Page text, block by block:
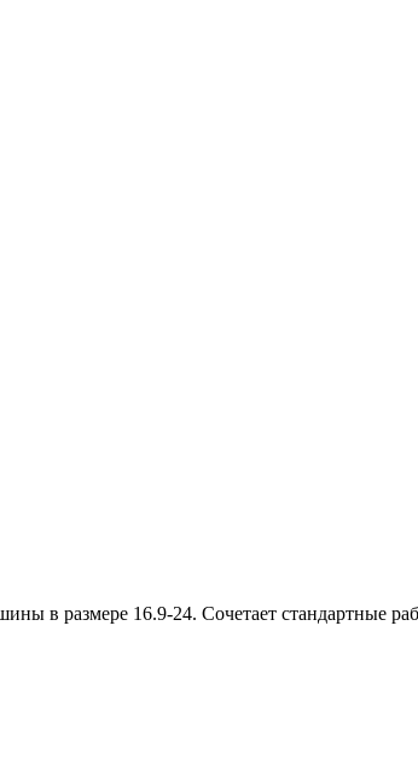
в размере 16.9-24. Сочетает стандартные